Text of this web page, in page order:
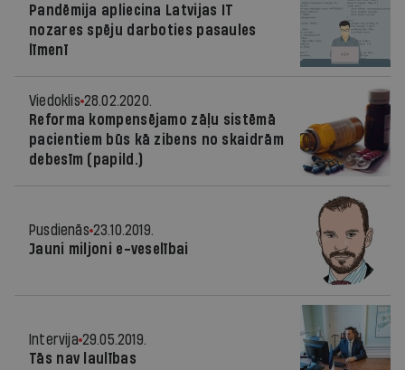
Pandēmija apliecina Latvijas IT
nozares spēju darboties pasaules
līmenī
Viedoklis 28.02.2020.
Reforma kompensējamo zāļu sistēmā
pacientiem būs kā zibens no skaidrām
debesīm (papild.)
Pusdienās 23.10.2019.
Jauni miljoni e-veselībai
Intervija 29.05.2019.
Tās nav laulības